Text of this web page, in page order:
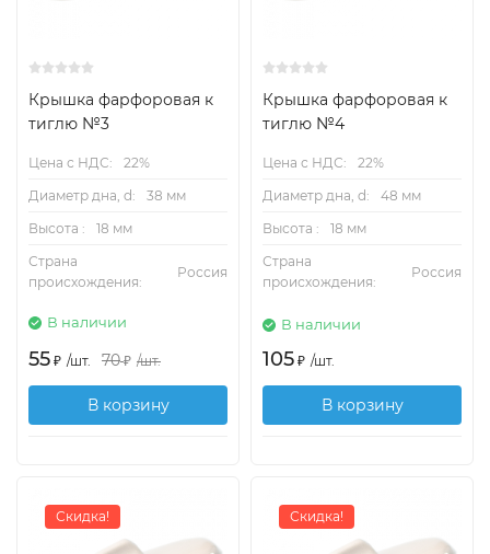
Крышка фарфоровая к
тиглю №3
Цена с НДС:
22%
Диаметр дна, d:
38 мм
Высота :
18 мм
Страна
происхождения:
Россия
В наличии
55 ₽ /шт. 70 ₽ /шт.
В корзину
Крышка фарфоровая к
тиглю №4
Цена с НДС:
22%
Диаметр дна, d:
48 мм
Высота :
18 мм
Страна
происхождения:
Россия
В наличии
105 ₽ /шт.
В корзину
Скидка! Скидка!